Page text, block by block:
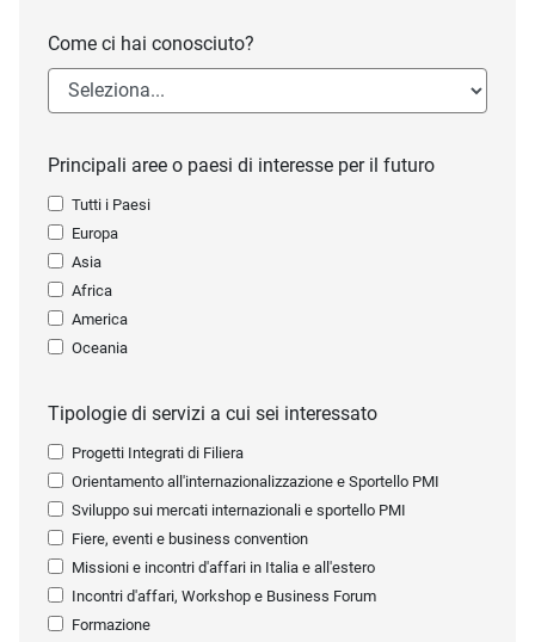
Come ci hai conosciuto?
Principali aree o paesi di interesse per il futuro
Tutti i Paesi
Europa
Asia
Africa
America
Oceania
Tipologie di servizi a cui sei interessato
Progetti Integrati di Filiera
Orientamento all'internazionalizzazione e Sportello PMI
Sviluppo sui mercati internazionali e sportello PMI
Fiere, eventi e business convention
Missioni e incontri d'affari in Italia e all'estero
Incontri d'affari, Workshop e Business Forum
Formazione